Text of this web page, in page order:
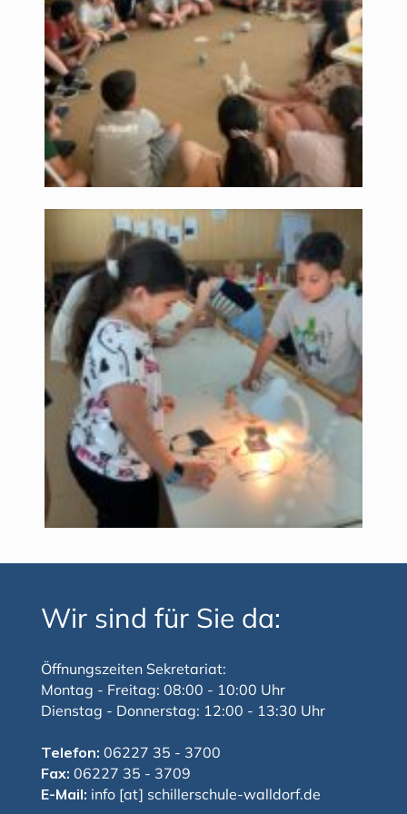
Wir sind für Sie da:
Öffnungszeiten Sekretariat:
Montag - Freitag: 08:00 - 10:00 Uhr
Dienstag - Donnerstag: 12:00 - 13:30 Uhr
Telefon: 06227 35 - 3700
Fax: 06227 35 - 3709
E-Mail: info [at] schillerschule-walldorf.de